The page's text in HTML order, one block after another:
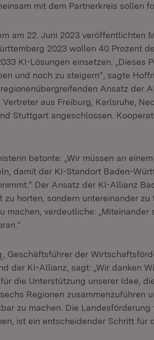
mit dem Partnerkreis sollen
am 22. Juni 2023 veröffentlichten
2023 wollen 40 Prozent
KI-Lösungen einsetzen. „Dieses
und noch zu steigern“, sagte
Ansatz der
aus Freiburg, Karlsruhe,
Stuttgart angeschlossen.
betonte: „Wir müssen an
damit der KI-Standort Baden-
Der Ansatz der KI-Allianz
zu horten, sondern untereinander
machen, verdeutliche:
(Öffnet in neuem Fenster)
, Geschäftsführer der
der KI-Allianz, sagt: „Wir danken
die Unterstützung unserer Idee,
Regionen zusammenzuführen
zu machen. Die
ist ein entscheidender Schritt für